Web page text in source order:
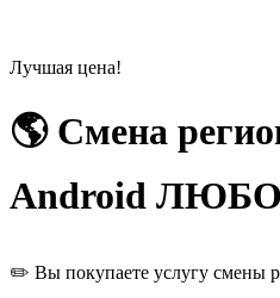
Лучшая цена!
🌎 Смена
Android
✏️ Вы покупаете услугу смены